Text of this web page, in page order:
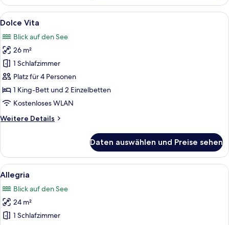
Alle
Fotos
für
Dolce
Vita
anzeigen
Ein Holztisch mit zwei weißen
5
Dolce Vita
Blick auf den See
26 m²
1 Schlafzimmer
Platz für 4 Personen
1 King-Bett und 2 Einzelbetten
Kostenloses WLAN
Weitere Details
Weitere
Vita
Daten auswählen und Preise sehen
Alle
Fotos
für
Allegria
anzeigen
Ein Balkon mit Frühstückstisch, mit
8
Allegria
Blick auf den See
24 m²
1 Schlafzimmer